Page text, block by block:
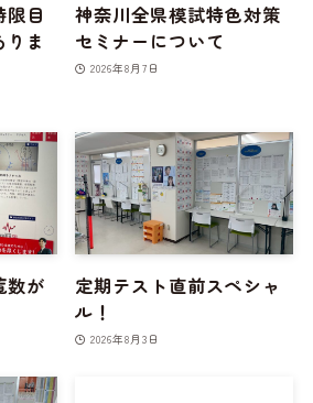
目
ま
神奈川全県模試特色対策
セミナーについて
2026年8月7日
数が
定期テスト直前スペシャ
ル！
2026年8月3日